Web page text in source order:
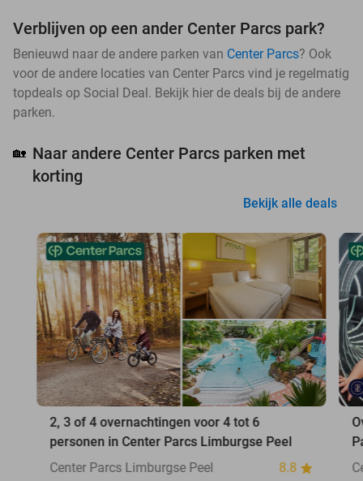
Verblijven op een ander Center Parcs park?
Benieuwd naar de andere parken van Center Parcs? Ook
voor de andere locaties van Center Parcs vind je regelmatig
topdeals op Social Deal. Bekijk hier de deals bij de andere
parken.
🏡 Naar andere Center Parcs parken met
korting
Bekijk alle deals
2, 3 of 4 overnachtingen voor 4 tot 6
personen in Center Parcs Limburgse Peel
Center Parcs Limburgse Peel
8.8